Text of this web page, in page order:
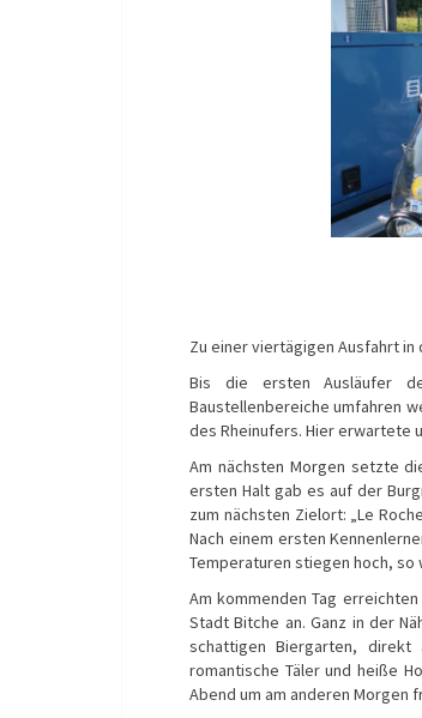
Zu einer viertägigen Ausfahrt in
Bis die ersten Ausläufer
Baustellenbereiche umfahren
des Rheinufers. Hier erwartete
Am nächsten Morgen setzte
ersten Halt gab es auf der
zum nächsten Zielort: „Le
Nach einem ersten
Temperaturen stiegen hoch, so
Am kommenden Tag
Stadt Bitche an. Ganz in der
schattigen Biergarten,
romantische Täler und heiße
Abend um am anderen Morgen